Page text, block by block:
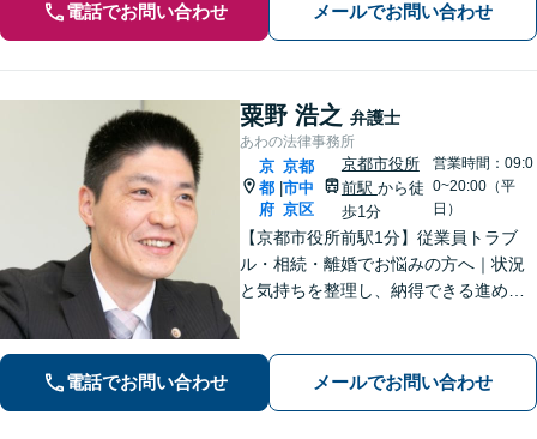
電話でお問い合わせ メールでお問い合わせ
粟野 浩之 弁護士
あわの法律事務所
京
都
府
京都
市中
京区
京都市役所
前駅 から徒
歩1分
営業時間：09:0
0~20:00（平
日）
【京都市役所前駅1分】従業員トラブ
ル・相続・離婚でお悩みの方へ｜状況
と気持ちを整理し、納得できる進め方
電話でお問い合わせ メールでお問い合わせ